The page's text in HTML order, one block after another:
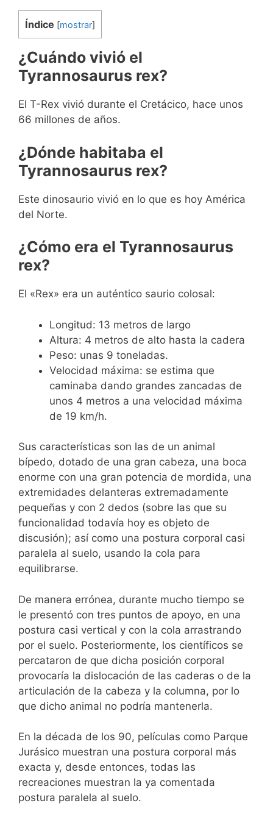
Índice [mostrar]
¿Cuándo vivió el
Tyrannosaurus rex?
El T-Rex vivió durante el Cretácico, hace unos
66 millones de años.
¿Dónde habitaba el
Tyrannosaurus rex?
Este dinosaurio vivió en lo que es hoy América
del Norte.
¿Cómo era el Tyrannosaurus
rex?
El «Rex» era un auténtico saurio colosal:
Longitud: 13 metros de largo
Altura: 4 metros de alto hasta la cadera
Peso: unas 9 toneladas.
Velocidad máxima: se estima que
caminaba dando grandes zancadas de
unos 4 metros a una velocidad máxima
de 19 km/h.
Sus características son las de un animal
bípedo, dotado de una gran cabeza, una boca
enorme con una gran potencia de mordida, una
extremidades delanteras extremadamente
pequeñas y con 2 dedos (sobre las que su
funcionalidad todavía hoy es objeto de
discusión); así como una postura corporal casi
paralela al suelo, usando la cola para
equilibrarse.
De manera errónea, durante mucho tiempo se
le presentó con tres puntos de apoyo, en una
postura casi vertical y con la cola arrastrando
por el suelo. Posteriormente, los científicos se
percataron de que dicha posición corporal
provocaría la dislocación de las caderas o de la
articulación de la cabeza y la columna, por lo
que dicho animal no podría mantenerla.
En la década de los 90, películas como Parque
Jurásico muestran una postura corporal más
exacta y, desde entonces, todas las
recreaciones muestran la ya comentada
postura paralela al suelo.